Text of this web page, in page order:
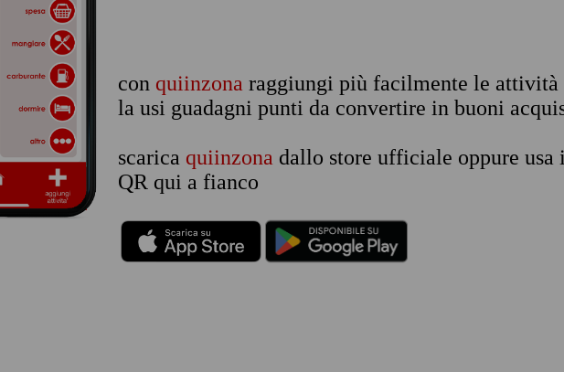
con quiinzona raggiungi più facilmente le attività
la usi guadagni punti da convertire in buoni
scarica quiinzona dallo store ufficiale oppure usa
QR qui a fianco